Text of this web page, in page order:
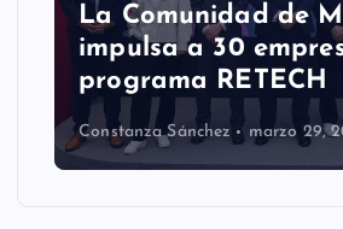
La Comunidad de
impulsa a 30
programa RETECH
Constanza Sánchez marzo 29,